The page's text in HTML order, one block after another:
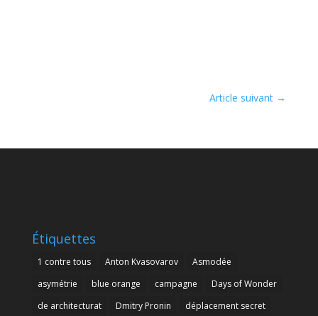
Article suivant →
Étiquettes
1 contre tous Anton Kvasovarov
Asmodée
asymétrie
blue orange campagne
Days of Wonder
de architecturat
Dmitry Pronin
déplacement secret